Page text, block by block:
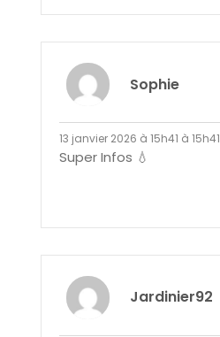
Sophie
13 janvier 2026 à 15h41 à 15h41
Super Infos 💧
Jardinier92